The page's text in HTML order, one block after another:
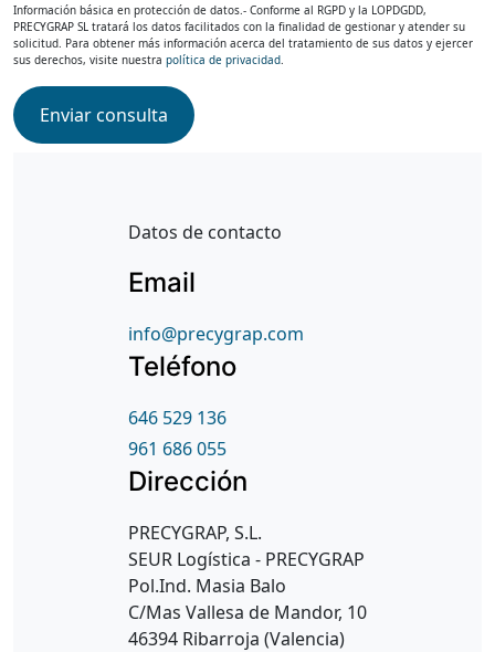
Información básica en protección de datos.- Conforme al RGPD y la LOPDGDD,
PRECYGRAP SL tratará los datos facilitados con la finalidad de gestionar y atender su
solicitud. Para obtener más información acerca del tratamiento de sus datos y ejercer
sus derechos, visite nuestra política de privacidad
Enviar consulta
Datos de contacto
Email
info@precygrap.com
Teléfono
646 529 136
961 686 055
Dirección
PRECYGRAP, S.L.
SEUR Logística - PRECYGRAP
Pol.Ind. Masia Balo
C/Mas Vallesa de Mandor, 10
46394 Ribarroja (Valencia)